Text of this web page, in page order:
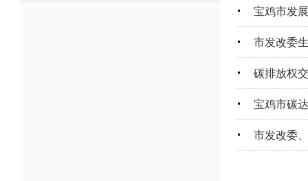
宝鸡市发
市发改委
碳排放权
宝鸡市碳
市发改委